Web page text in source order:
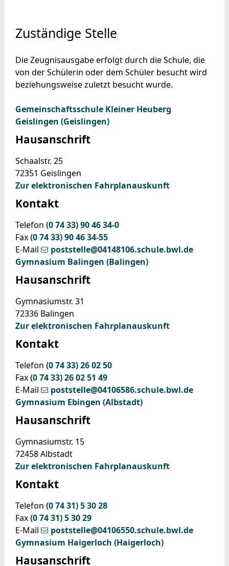
Zuständige Stelle
Die Zeugnisausgabe erfolgt durch die Schule, die
von der Schülerin oder dem Schüler besucht wird
beziehungsweise zuletzt besucht wurde.
Gemeinschaftsschule Kleiner Heuberg
Geislingen (Geislingen)
Hausanschrift
Schaalstr. 25
72351 Geislingen
Zur elektronischen Fahrplanauskunft
Kontakt
Telefon (07433) 904634-0
Fax(07433) 904634-55
E-Mail
poststelle@04148106.schule.bwl.de
Gymnasium Balingen (Balingen)
Hausanschrift
Gymnasiumstr. 31
72336 Balingen
Zur elektronischen Fahrplanauskunft
Kontakt
Telefon (07433) 260250
Fax(07433) 260251 49
E-Mail
poststelle@04106586.schule.bwl.de
Gymnasium Ebingen (Albstadt)
Hausanschrift
Gymnasiumstr. 15
72458Albstadt
Zur elektronischen Fahrplanauskunft
Kontakt
Telefon (07431) 53028
Fax(07431) 53029
E-Mail
poststelle@04106550.schule.bwl.de
Gymnasium Haigerloch (Haigerloch)
Hausanschrift